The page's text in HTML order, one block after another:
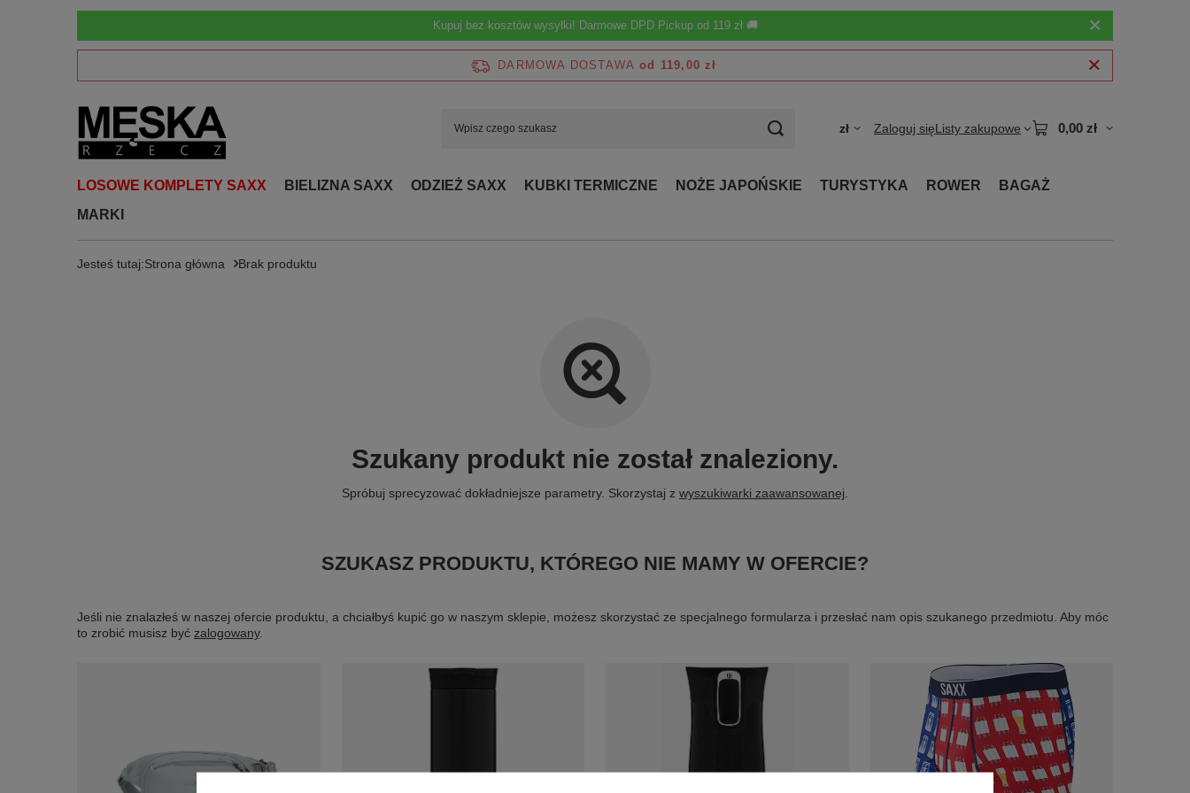
Kupuj bez kosztów wysyłki! Darmowe DPD Pickup od 119 zł 🚚
DARMOWA DOSTAWA od 119,00 zł
zł Zaloguj sięListy zakupowe 0,00 zł
LOSOWE KOMPLETY SAXX BIELIZNA SAXX ODZIEŻ SAXX KUBKI TERMICZNE NOŻE JAPOŃSKIE TURYSTYKA ROWER
BAGAŻ
MARKI
Jesteś tutaj:Strona główna Brak produktu
Szukany produkt nie został znaleziony.
Spróbuj sprecyzować dokładniejsze parametry. Skorzystaj z wyszukiwarki zaawansowanej
SZUKASZ PRODUKTU, KTÓREGO NIE MAMY W OFERCIE?
Jeśli nie znalazłeś w naszej ofercie produktu, a chciałbyś kupić go w naszym sklepie, możesz skorzystać ze specjalnego formularza i przesłać nam opis szukanego przedmiotu. Aby móc
to zrobić musisz być zalogowany.